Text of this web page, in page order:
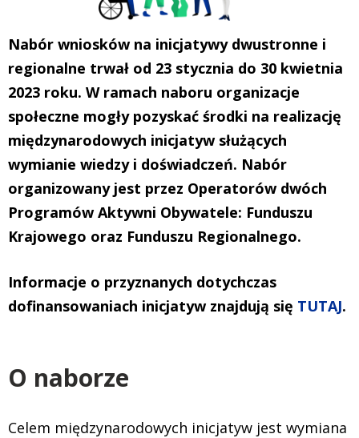
Nabór wniosków na inicjatywy dwustronne i
regionalne trwał od 23 stycznia do 30 kwietnia
2023 roku. W ramach naboru organizacje
społeczne mogły pozyskać środki na realizację
międzynarodowych inicjatyw służących
wymianie wiedzy i doświadczeń. Nabór
organizowany jest przez Operatorów dwóch
Programów Aktywni Obywatele: Funduszu
Krajowego oraz Funduszu Regionalnego.
Informacje o przyznanych dotychczas
dofinansowaniach inicjatyw znajdują się TUTAJ.
O naborze
Celem międzynarodowych inicjatyw jest wymiana